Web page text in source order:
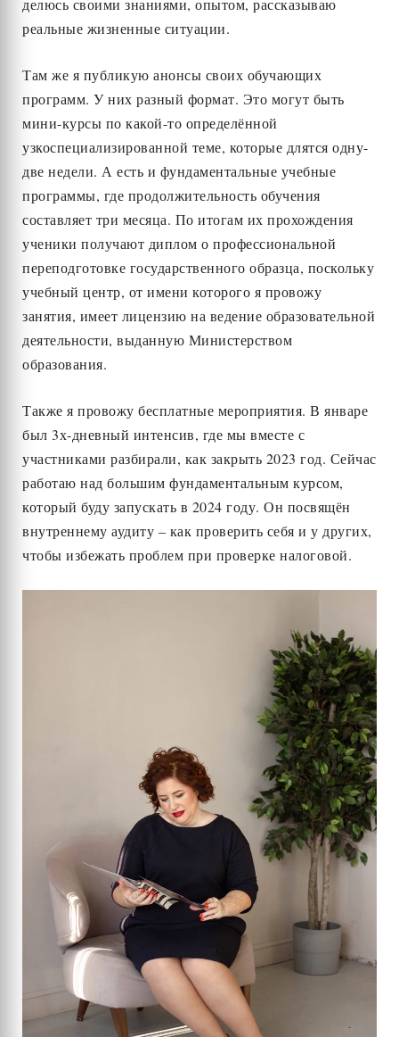
делюсь своими знаниями, опытом, рассказываю
реальные жизненные ситуации.
Там же я публикую анонсы своих обучающих
программ. У них разный формат. Это могут быть
мини-курсы по какой-то определённой
узкоспециализированной теме, которые длятся одну-
две недели. А есть и фундаментальные учебные
программы, где продолжительность обучения
составляет три месяца. По итогам их прохождения
ученики получают диплом о профессиональной
переподготовке государственного образца, поскольку
учебный центр, от имени которого я провожу
занятия, имеет лицензию на ведение образовательной
деятельности, выданную Министерством
образования.
Также я провожу бесплатные мероприятия. В январе
был 3х-дневный интенсив, где мы вместе с
участниками разбирали, как закрыть 2023 год. Сейчас
работаю над большим фундаментальным курсом,
который буду запускать в 2024 году. Он посвящён
внутреннему аудиту – как проверить себя и у других,
чтобы избежать проблем при проверке налоговой.